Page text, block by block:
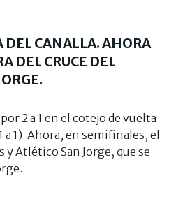
DEL CANALLA. AHORA
DEL CRUCE DEL
2 a 1 en el cotejo de vuelta
a 1). Ahora, en semifinales, el
Atlético San Jorge, que se